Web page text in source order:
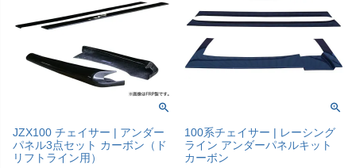
JZX100 チェイサー | アンダー
パネル3点セット カーボン（ド
リフトライン用）
100系チェイサー | レーシング
ライン アンダーパネルキット
カーボン